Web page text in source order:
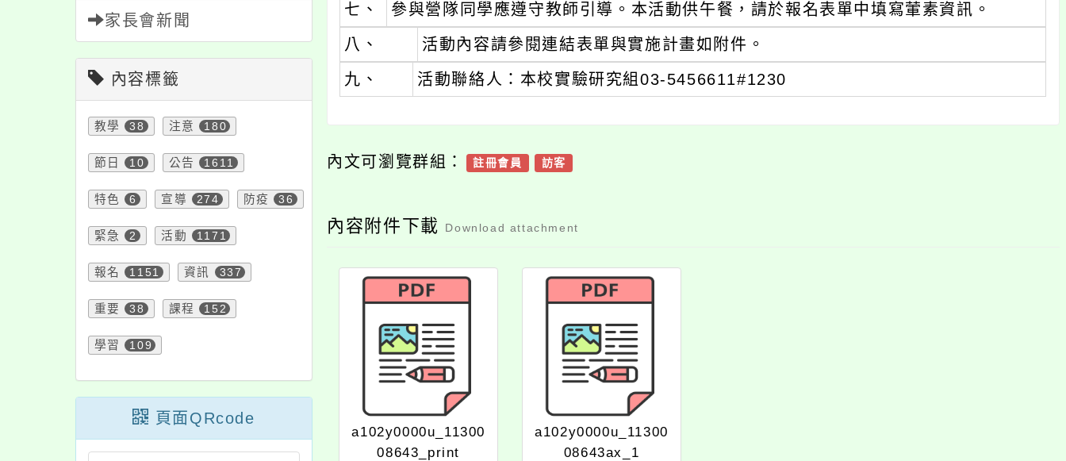
家長會新聞
內容標籤
教學 38 注意 180
節日 10 公告 1611
特色 6 宣導 274 防疫 36
緊急 2 活動 1171
報名 1151 資訊 337
重要 38 課程 152
學習 109
頁面QRcode
七、
參與營隊同學應遵守教師引導。本活動供午餐，請於報名表單中填寫葷素資訊。
八、
活動內容請參閱連結表單與實施計畫如附件。
九、
活動聯絡人：本校實驗研究組03-5456611#1230
內文可瀏覽群組： 註冊會員 訪客
內容附件下載 Download attachment
a102y0000u_11300
08643_print
a102y0000u_11300
08643ax_1